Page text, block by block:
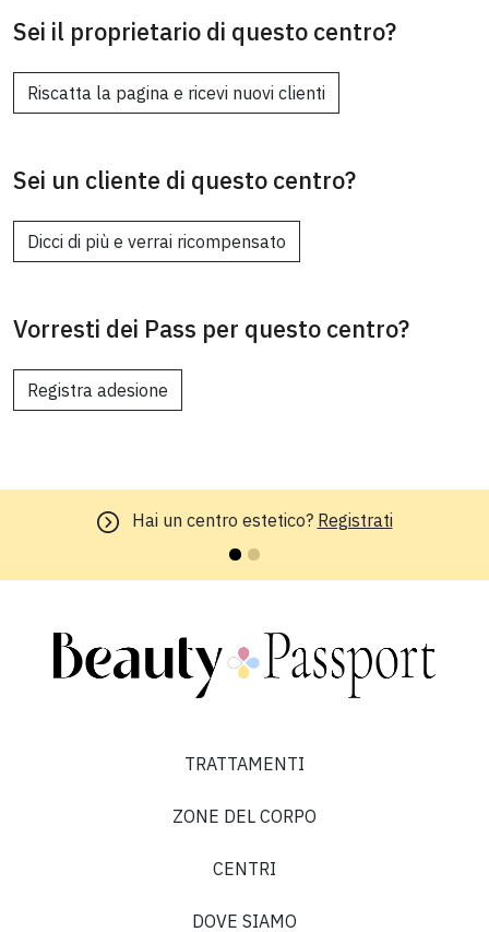
Sei il proprietario di questo centro?
Riscatta la pagina e ricevi nuovi clienti
Sei un cliente di questo centro?
Dicci di più e verrai ricompensato
Vorresti dei Pass per questo centro?
Registra adesione
Hai un centro estetico? Registrati
TRATTAMENTI
ZONE DEL CORPO
CENTRI
DOVE SIAMO